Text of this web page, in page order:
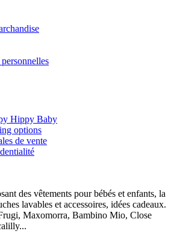
Hippy Baby
options
de vente
des vêtements pour bébés et enfants, la
lavables et accessoires, idées cadeaux.
Maxomorra, Bambino Mio, Close